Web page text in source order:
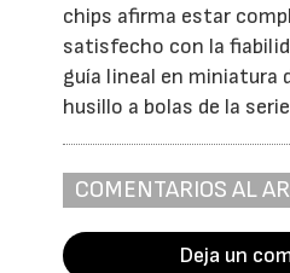
chips afirma estar
satisfecho con la
guía lineal en miniatura
husillo a bolas de la
COMENTARIOS AL
Deja un